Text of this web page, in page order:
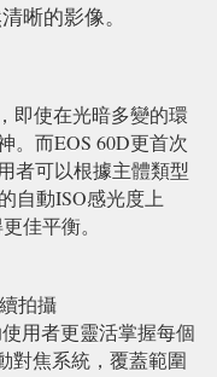
晰的影像。
即使在光暗多變的環
。而EOS 60D更首次
者可以根據主體類型
自動ISO感光度上
佳平衡。
拍攝
用者更靈活掌握每個
對焦系統，覆蓋範圍